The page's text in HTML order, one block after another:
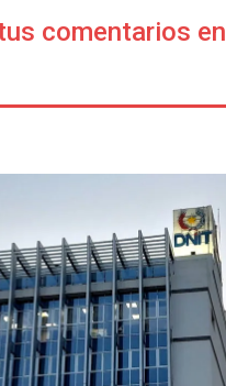
comentarios